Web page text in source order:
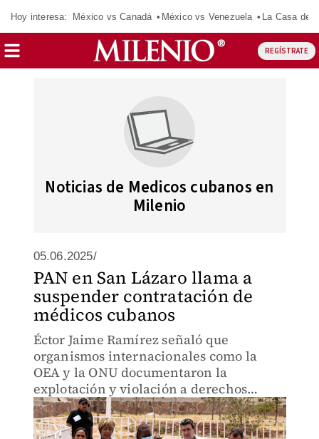
Hoy interesa: México vs Canadá México vs Venezuela La Casa de
REGÍSTRATE
Noticias de Medicos cubanos en
Milenio
05.06.2025/
PAN en San Lázaro llama a
suspender contratación de
médicos cubanos
Éctor Jaime Ramírez señaló que
organismos internacionales como la
OEA y la ONU documentaron la
explotación y violación a derechos
humanos de dicho personal en diversos
países.